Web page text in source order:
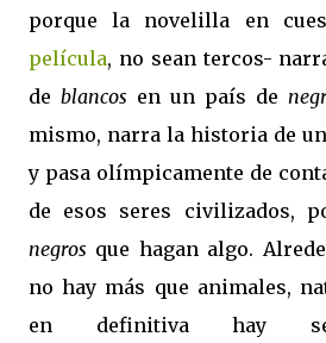
porque la novelilla en
película, no sean tercos-
de blancos en un país de
mismo, narra la historia de
y pasa olímpicamente de
de esos seres civilizados,
negros que hagan algo.
no hay más que animales,
en definitiva hay